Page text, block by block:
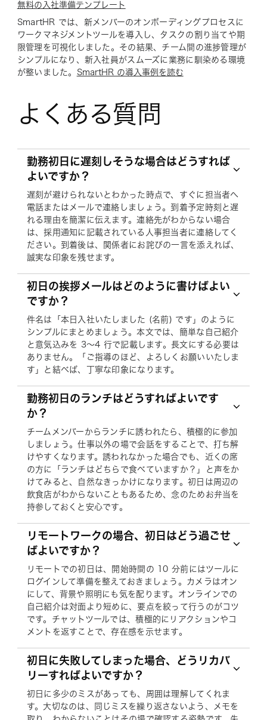
無料の入社準備テンプレート
SmartHR では、新メンバーのオンボーディングプロセスに
ワークマネジメントツールを導入し、タスクの割り当てや期
限管理を可視化しました。その結果、チーム間の進捗管理が
シンプルになり、新入社員がスムーズに業務に馴染める環境
が整いました。 SmartHR の導入事例を読む
よくある質問
勤務初日に遅刻しそうな場合はどうすれば
よいですか？
遅刻が避けられないとわかった時点で、すぐに担当者へ
電話またはメールで連絡しましょう。到着予定時刻と遅
れる理由を簡潔に伝えます。連絡先がわからない場合
は、採用通知に記載されている人事担当者に連絡してく
ださい。到着後は、関係者にお詫びの一言を添えれば、
誠実な印象を残せます。
初日の挨拶メールはどのように書けばよい
ですか？
件名は「本日入社いたしました (名前) です」のように
シンプルにまとめましょう。本文では、簡単な自己紹介
と意気込みを 3～4 行で記載します。長文にする必要は
ありません。「ご指導のほど、よろしくお願いいたしま
す」と結べば、丁寧な印象になります。
勤務初日のランチはどうすればよいです
か？
チームメンバーからランチに誘われたら、積極的に参加
しましょう。仕事以外の場で会話をすることで、打ち解
けやすくなります。誘われなかった場合でも、近くの席
の方に「ランチはどちらで食べていますか？」と声をか
けてみると、自然なきっかけになります。初日は周辺の
飲食店がわからないこともあるため、念のためお弁当を
持参しておくと安心です。
リモートワークの場合、初日はどう過ごせ
ばよいですか？
リモートでの初日は、開始時間の 10 分前にはツールに
ログインして準備を整えておきましょう。カメラはオン
にして、背景や照明にも気を配ります。オンラインでの
自己紹介は対面より短めに、要点を絞って行うのがコツ
です。チャットツールでは、積極的にリアクションやコ
メントを返すことで、存在感を示せます。
初日に失敗してしまった場合、どうリカバ
リーすればよいですか？
初日に多少のミスがあっても、周囲は理解してくれま
す。大切なのは、同じミスを繰り返さないよう、メモを